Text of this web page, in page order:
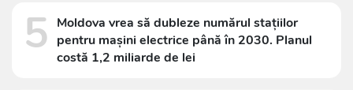
5 Moldova vrea să dubleze numărul stațiilor
pentru mașini electrice până în 2030. Planul
costă 1,2 miliarde de lei